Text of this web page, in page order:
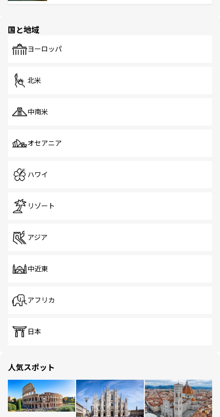
で、ホーカーズは地元の風情を楽しめる外せないスポット
国と地域
ヨーロッパ
北米
中南米
オセアニア
ハワイ
リゾート
アジア
中近東
アフリカ
日本
人気スポット